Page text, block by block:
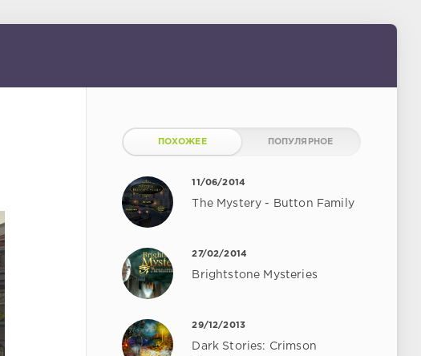
ПОХОЖЕЕ ПОПУЛЯРНОЕ
11/06/2014
The Mystery - Button Family
27/02/2014
Brightstone Mysteries
29/12/2013
Dark Stories: Crimson